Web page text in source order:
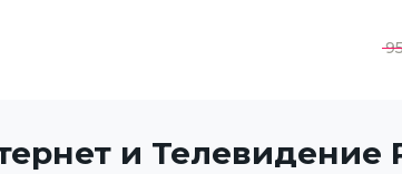
и Телевидение